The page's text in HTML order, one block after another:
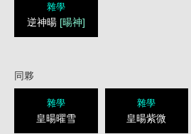
雜學
逆神暘 [暘神]
同夥
雜學
皇暘曜雪
雜學
皇暘紫微